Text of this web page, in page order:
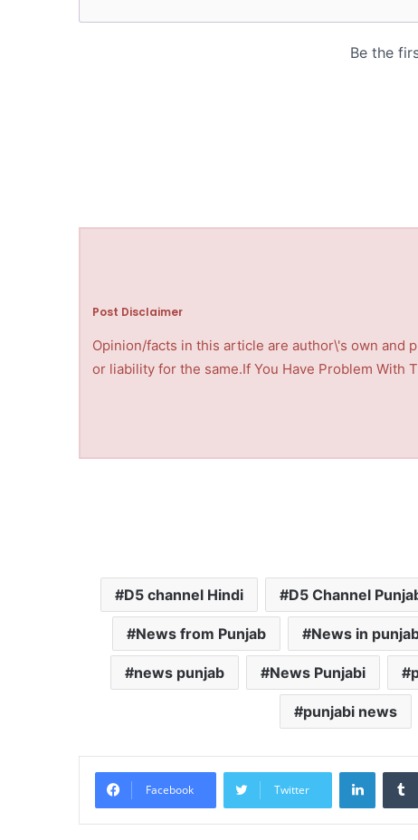
Post Disclaimer
Opinion/facts in this article are author\'s own and
or liability for the same.If You Have Problem With
D5 channel Hindi D5 Channel
News from Punjab News in
news punjab News Punjabi
punjabi news
Facebook Twitter